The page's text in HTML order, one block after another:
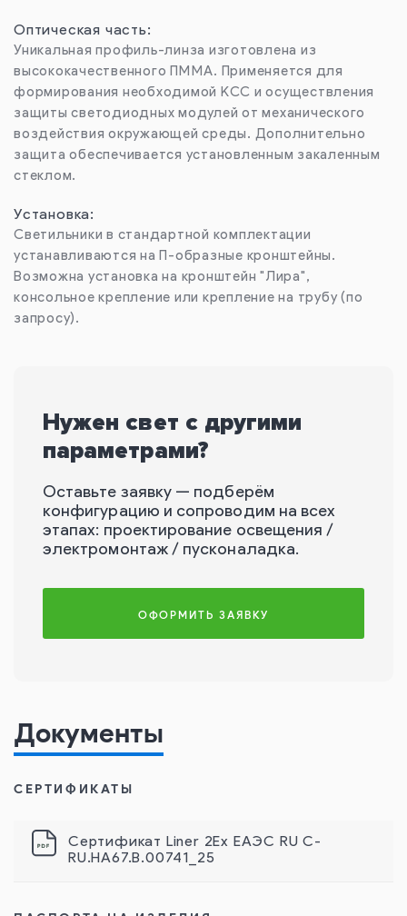
Оптическая часть:
Уникальная профиль-линза изготовлена из
высококачественного ПММА. Применяется для
формирования необходимой КСС и осуществления
защиты светодиодных модулей от механического
воздействия окружающей среды. Дополнительно
защита обеспечивается установленным закаленным
стеклом.
Установка:
Светильники в стандартной комплектации
устанавливаются на П-образные кронштейны.
Возможна установка на кронштейн "Лира",
консольное крепление или крепление на трубу (по
запросу).
Нужен свет с другими
параметрами?
Оставьте заявку — подберём
конфигурацию и сопроводим на всех
этапах: проектирование освещения /
электромонтаж / пусконаладка.
ОФОРМИТЬ ЗАЯВКУ
Документы
СЕРТИФИКАТЫ
Сертификат Liner 2Ex ЕАЭС RU С-
RU.НА67.В.00741_25